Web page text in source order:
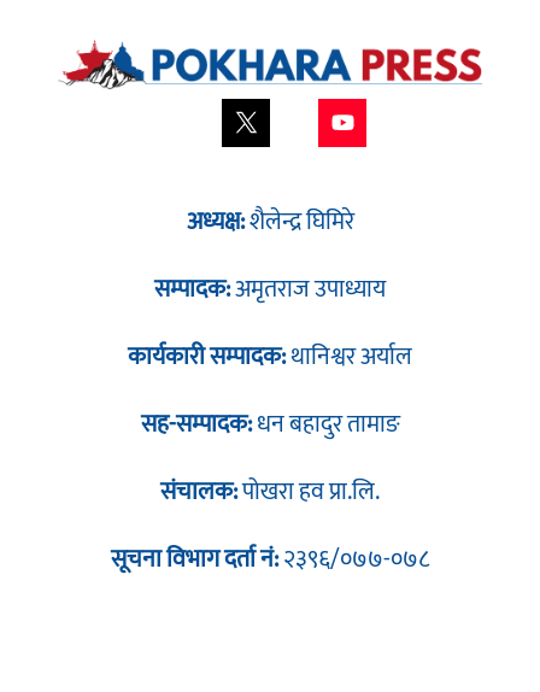
अध्यक्ष:शैलेन्द्र घिमिरे
सम्पादक:अमृतराज उपाध्याय
कार्यकारी सम्पादक:थानिश्वर अर्याल
सह-सम्पादक:धन बहादुर तामाङ
संचालक:पोखरा हव प्रा.लि.
सूचना विभाग दर्ता नं:२३९६/०७७-०७८